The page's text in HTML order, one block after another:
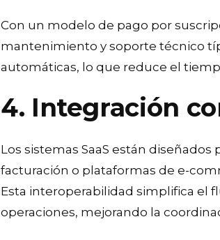
Con un modelo de pago por
mantenimiento y soporte técnico
automáticas, lo que reduce el
4. Integración
Los sistemas SaaS están
facturación o plataformas de e-
Esta interoperabilidad simplifica el
operaciones, mejorando la